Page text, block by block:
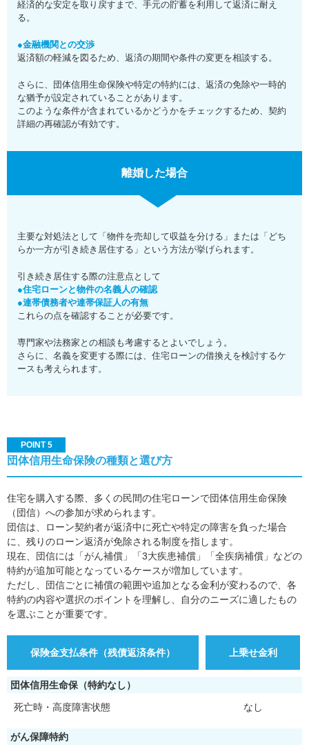
経済的な安定を取り戻すまで、手元の貯蓄を利用して返済に耐え
る。
●金融機関との交渉
返済額の軽減を図るため、返済の期間や条件の変更を相談する。
さらに、団体信用生命保険や特定の特約には、返済の免除や一時的
な猶予が設定されていることがあります。
このような条件が含まれているかどうかをチェックするため、契約
詳細の再確認が有効です。
離婚した場合
主要な対処法として「物件を売却して収益を分ける」または「どち
らか一方が引き続き居住する」という方法が挙げられます。
引き続き居住する際の注意点として
●住宅ローンと物件の名義人の確認
●連帯債務者や連帯保証人の有無
これらの点を確認することが必要です。
専門家や法務家との相談も考慮するとよいでしょう。
さらに、名義を変更する際には、住宅ローンの借換えを検討するケ
ースも考えられます。
POINT 5
団体信用生命保険の種類と選び方
住宅を購入する際、多くの民間の住宅ローンで団体信用生命保険
（団信）への参加が求められます。
団信は、ローン契約者が返済中に死亡や特定の障害を負った場合
に、残りのローン返済が免除される制度を指します。
現在、団信には「がん補償」「3大疾患補償」「全疾病補償」などの
特約が追加可能となっているケースが増加しています。
ただし、団信ごとに補償の範囲や追加となる金利が変わるので、各
特約の内容や選択のポイントを理解し、自分のニーズに適したもの
を選ぶことが重要です。
保険金支払条件（残債返済条件） 上乗せ金利
団体信用生命保（特約なし）
死亡時・高度障害状態
なし
がん保障特約